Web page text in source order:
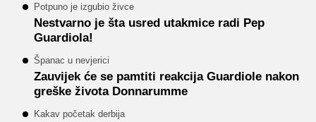
Potpuno je izgubio živce
Nestvarno je šta usred utakmice radi Pep
Guardiola!
Španac u nevjerici
Zauvijek će se pamtiti reakcija Guardiole nakon
greške života Donnarumme
Kakav početak derbija